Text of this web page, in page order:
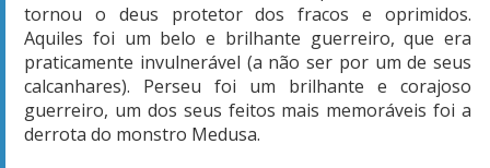
tornou o deus protetor dos fracos e oprimidos.
Aquiles foi um belo e brilhante guerreiro, que era
praticamente invulnerável (a não ser por um de seus
calcanhares). Perseu foi um brilhante e corajoso
guerreiro, um dos seus feitos mais memoráveis foi a
derrota do monstro Medusa.